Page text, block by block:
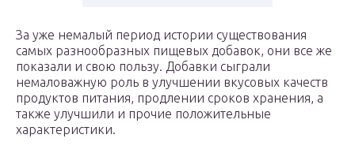
За уже немалый период истории существования
самых разнообразных пищевых добавок, они все же
показали и свою пользу. Добавки сыграли
немаловажную роль в улучшении вкусовых качеств
продуктов питания, продлении сроков хранения, а
также улучшили и прочие положительные
характеристики.